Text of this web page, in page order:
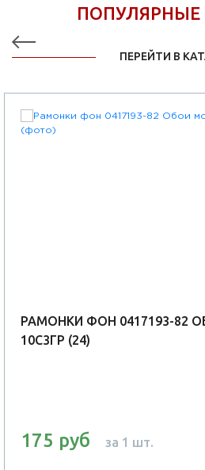
ПОПУЛЯРНЫЕ
ПЕРЕЙТИ В
РАМОНКИ ФОН 0417193-82
10С3ГР (24)
175 руб за 1 шт.